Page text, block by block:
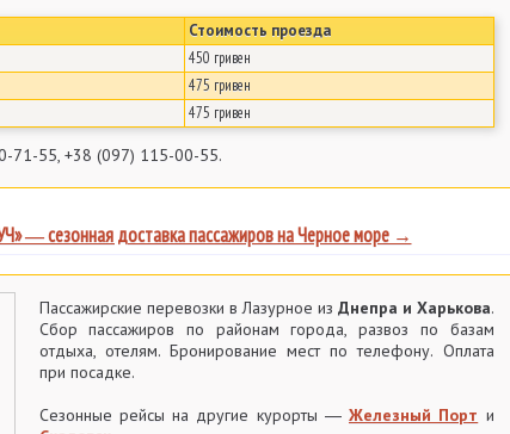
Стоимость проезда
450 гривен
475 гривен
475 гривен
71-55, +38 (097) 115-00-55.
― сезонная доставка пассажиров на Черное море →
Пассажирские перевозки в Лазурное из Днепра и Харькова.
Сбор пассажиров по районам города, развоз по базам
отдыха, отелям. Бронирование мест по телефону. Оплата
при посадке.
Сезонные рейсы на другие курорты ― Железный Порт и